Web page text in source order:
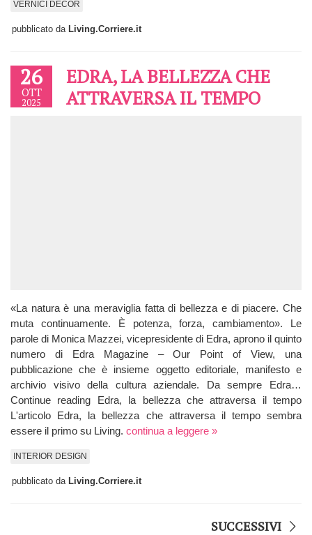
VERNICI DECOR
pubblicato da Living.Corriere.it
26
OTT
2025
EDRA, LA BELLEZZA CHE
ATTRAVERSA IL TEMPO
«La natura è una meraviglia fatta di bellezza e di piacere. Che
muta continuamente. È potenza, forza, cambiamento». Le
parole di Monica Mazzei, vicepresidente di Edra, aprono il quinto
numero di Edra Magazine – Our Point of View, una
pubblicazione che è insieme oggetto editoriale, manifesto e
archivio visivo della cultura aziendale. Da sempre Edra…
Continue reading Edra, la bellezza che attraversa il tempo
L'articolo Edra, la bellezza che attraversa il tempo sembra
essere il primo su Living. continua a leggere »
INTERIOR DESIGN
pubblicato da Living.Corriere.it
SUCCESSIVI